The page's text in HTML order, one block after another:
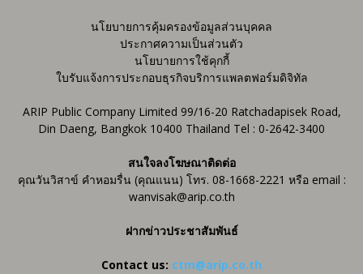
นโยบายการคุ้มครองข้อมูลส่วนบุคคล
ประกาศความเป็นส่วนตัว
นโยบายการใช้คุกกี้
ใบรับแจ้งการประกอบธุรกิจบริการแพลตฟอร์มดิจิทัล
ARIP Public Company Limited 99/16-20 Ratchadapisek Road,
Din Daeng, Bangkok 10400 Thailand Tel : 0-2642-3400
สนใจลงโฆษณาติดต่อ
คุณวันวิสาข์ คำหอมรื่น (คุณแนน) โทร. 08-1668-2221 หรือ email :
wanvisak@arip.co.th
ฝากข่าวประชาสัมพันธ์
Contact us: ctm@arip.co.th